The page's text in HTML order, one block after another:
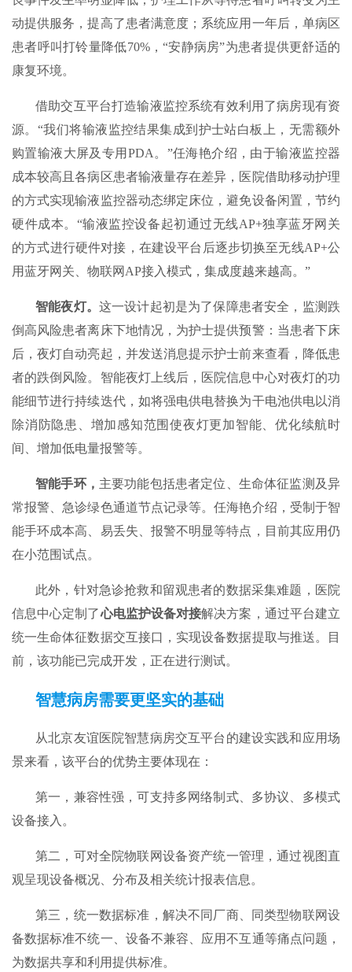
动提供服务，提高了患者满意度；系统应用一年后，单病区
患者呼叫打铃量降低70%，“安静病房”为患者提供更舒适的
康复环境。
借助交互平台打造输液监控系统有效利用了病房现有资
源。“我们将输液监控结果集成到护士站白板上，无需额外
购置输液大屏及专用PDA。”任海艳介绍，由于输液监控器
成本较高且各病区患者输液量存在差异，医院借助移动护理
的方式实现输液监控器动态绑定床位，避免设备闲置，节约
硬件成本。“输液监控设备起初通过无线AP+独享蓝牙网关
的方式进行硬件对接，在建设平台后逐步切换至无线AP+公
用蓝牙网关、物联网AP接入模式，集成度越来越高。”
智能夜灯。 这一设计起初是为了保障患者安全，监测跌
倒高风险患者离床下地情况，为护士提供预警：当患者下床
后，夜灯自动亮起，并发送消息提示护士前来查看，降低患
者的跌倒风险。智能夜灯上线后，医院信息中心对夜灯的功
能细节进行持续迭代，如将强电供电替换为干电池供电以消
除消防隐患、增加感知范围使夜灯更加智能、优化续航时
间、增加低电量报警等。
智能手环， 主要功能包括患者定位、生命体征监测及异
常报警、急诊绿色通道节点记录等。任海艳介绍，受制于智
能手环成本高、易丢失、报警不明显等特点，目前其应用仍
在小范围试点。
此外，针对急诊抢救和留观患者的数据采集难题，医院
信息中心定制了心电监护设备对接解决方案，通过平台建立
统一生命体征数据交互接口，实现设备数据提取与推送。目
前，该功能已完成开发，正在进行测试。
智慧病房需要更坚实的基础
从北京友谊医院智慧病房交互平台的建设实践和应用场
景来看，该平台的优势主要体现在：
第一，兼容性强，可支持多网络制式、多协议、多模式
设备接入。
第二，可对全院物联网设备资产统一管理，通过视图直
观呈现设备概况、分布及相关统计报表信息。
第三，统一数据标准，解决不同厂商、同类型物联网设
备数据标准不统一、设备不兼容、应用不互通等痛点问题，
为数据共享和利用提供标准。